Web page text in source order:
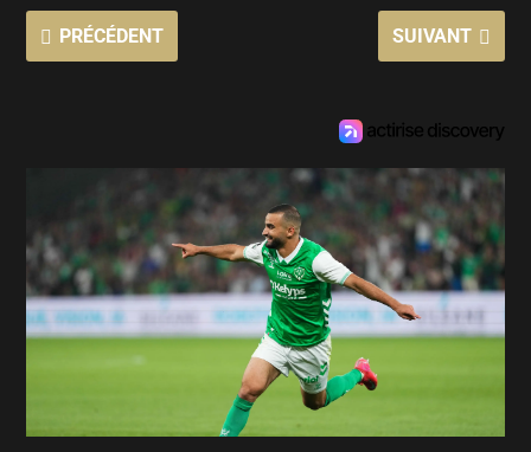
PRÉCÉDENT SUIVANT